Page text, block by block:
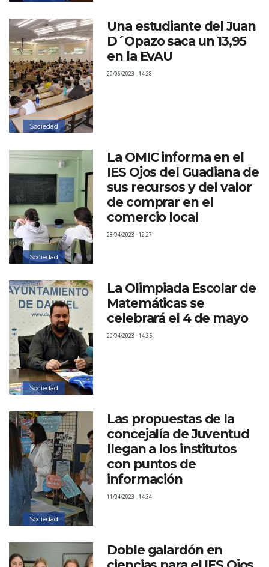
Sociedad
Una estudiante del Juan
D´Opazo saca un 13,95
en la EvAU
20/06/2023 - 14:28
Sociedad
La OMIC informa en el
IES Ojos del Guadiana de
sus recursos y del valor
de comprar en el
comercio local
28/04/2023 - 12:27
Sociedad
La Olimpiada Escolar de
Matemáticas se
celebrará el 4 de mayo
20/04/2023 - 14:35
Sociedad
Las propuestas de la
concejalía de Juventud
llegan a los institutos
con puntos de
información
11/04/2023 - 14:34
Doble galardón en